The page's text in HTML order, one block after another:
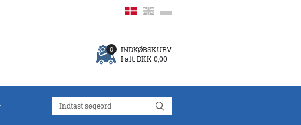
INDKØBSKURV
0
I alt:DKK 0,00